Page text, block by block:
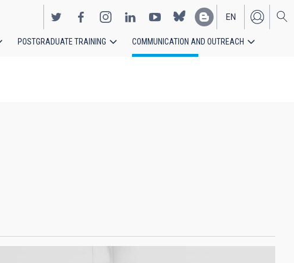
EN
ES
POSTGRADUATE TRAINING COMMUNICATION AND OUTREACH